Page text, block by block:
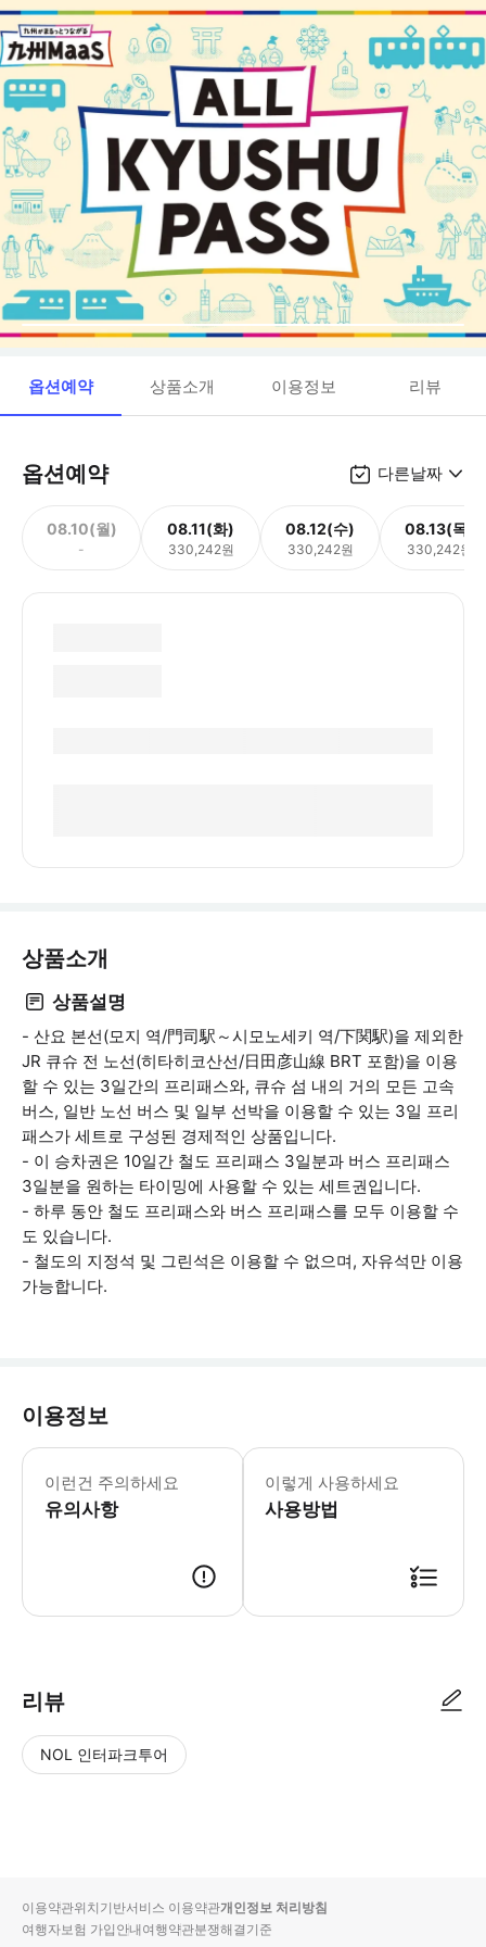
옵션예약 상품소개 이용정보 리뷰
옵션예약 다른날짜
08.10(월)
-
08.11(화)
330,242원
08.12(수)
330,242원
08.13(목)
330,242원
상품소개
상품설명
- 산요 본선(모지 역/門司駅～시모노세키 역/下関駅)을 제외한
JR 큐슈 전 노선(히타히코산선/日田彦山線 BRT 포함)을 이용
할 수 있는 3일간의 프리패스와, 큐슈 섬 내의 거의 모든 고속
버스, 일반 노선 버스 및 일부 선박을 이용할 수 있는 3일 프리
패스가 세트로 구성된 경제적인 상품입니다.
- 이 승차권은 10일간 철도 프리패스 3일분과 버스 프리패스
3일분을 원하는 타이밍에 사용할 수 있는 세트권입니다.
- 하루 동안 철도 프리패스와 버스 프리패스를 모두 이용할 수
도 있습니다.
- 철도의 지정석 및 그린석은 이용할 수 없으며, 자유석만 이용
가능합니다.
이용정보
이런건 주의하세요
유의사항
<연령 구분> 성인: 12세 이상 어린이:
이렇게 사용하세요
사용방법
리뷰
NOL 인터파크투어
입니
다.
순
상
이용약관위치기반서비스 이용약관개인정보 처리방침
여행자보험 가입안내여행약관분쟁해결기준